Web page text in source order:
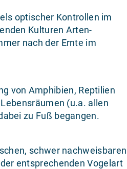
optischer Kontrollen im
Kulturen Arten-
nach der Ernte im
von Amphibien, Reptilien
(u.a. allen
zu Fuß begangen.
schwer nachweisbaren
entsprechenden Vogelart